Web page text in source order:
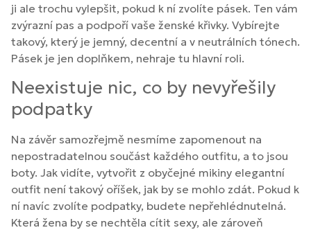
ji ale trochu vylepšit, pokud k ní zvolíte pásek. Ten vám
zvýrazní pas a podpoří vaše ženské křivky. Vybírejte
takový, který je jemný, decentní a v neutrálních tónech.
Pásek je jen doplňkem, nehraje tu hlavní roli.
Neexistuje nic, co by nevyřešily
podpatky
Na závěr samozřejmě nesmíme zapomenout na
nepostradatelnou součást každého outfitu, a to jsou
boty. Jak vidíte, vytvořit z obyčejné mikiny elegantní
outfit není takový oříšek, jak by se mohlo zdát. Pokud k
ní navíc zvolíte podpatky, budete nepřehlédnutelná.
Která žena by se nechtěla cítit sexy, ale zároveň